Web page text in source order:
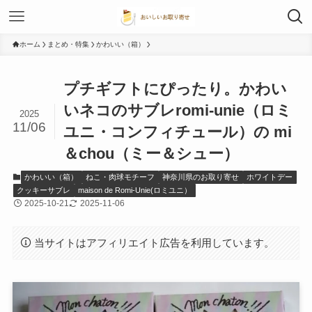
ホーム まとめ・特集 かわいい（箱）
プチギフトにぴったり。かわい
いネコのサブレromi-unie（ロミ
ユニ・コンフィチュール）の mi
＆chou（ミー＆シュー）
2025
11/06
かわいい（箱） ねこ・肉球モチーフ 神奈川県のお取り寄せ
ホワイトデー
クッキーサブレ
maison de Romi-Unie(ロミユニ）
2025-10-21 2025-11-06
当サイトはアフィリエイト広告を利用しています。